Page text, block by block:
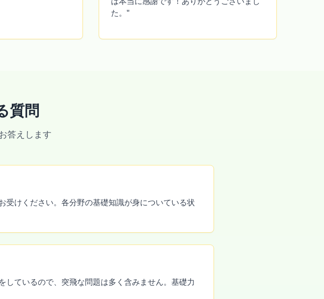
た。"
質問
答えします
受けください。各分野の基礎知識が身についている状
ているので、突飛な問題は多く含みません。基礎力